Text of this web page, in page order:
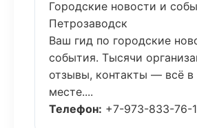
Городские новости и
Петрозаводск
Ваш гид по городские
события. Тысячи
отзывы, контакты — всё
месте....
Телефон: +7-973-833-76-